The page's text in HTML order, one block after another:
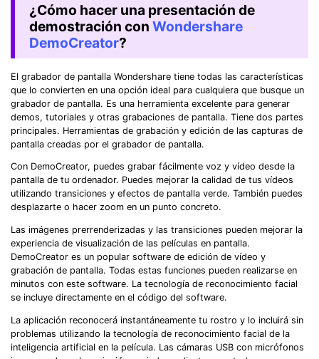
¿Cómo hacer una presentación de
demostración con Wondershare
DemoCreator?
El grabador de pantalla Wondershare tiene todas las características
que lo convierten en una opción ideal para cualquiera que busque un
grabador de pantalla. Es una herramienta excelente para generar
demos, tutoriales y otras grabaciones de pantalla. Tiene dos partes
principales. Herramientas de grabación y edición de las capturas de
pantalla creadas por el grabador de pantalla.
Con DemoCreator, puedes grabar fácilmente voz y vídeo desde la
pantalla de tu ordenador. Puedes mejorar la calidad de tus vídeos
utilizando transiciones y efectos de pantalla verde. También puedes
desplazarte o hacer zoom en un punto concreto.
Las imágenes prerrenderizadas y las transiciones pueden mejorar la
experiencia de visualización de las películas en pantalla.
DemoCreator es un popular software de edición de vídeo y
grabación de pantalla. Todas estas funciones pueden realizarse en
minutos con este software. La tecnología de reconocimiento facial
se incluye directamente en el código del software.
La aplicación reconocerá instantáneamente tu rostro y lo incluirá sin
problemas utilizando la tecnología de reconocimiento facial de la
inteligencia artificial en la película. Las cámaras USB con micrófonos